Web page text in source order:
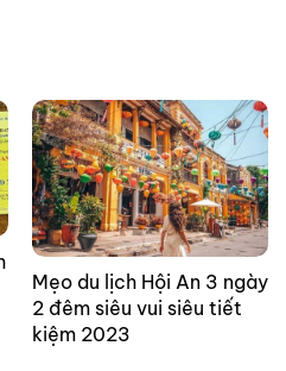
Mẹo du lịch Hội An 3 ngày
2 đêm siêu vui siêu tiết
kiệm 2023